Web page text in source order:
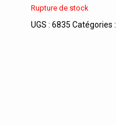
Rupture de stock
UGS :6835 Catégories :